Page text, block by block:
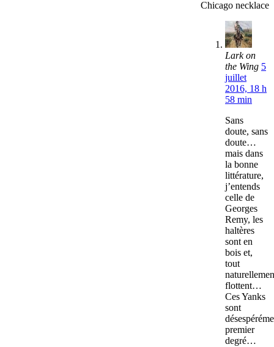
Chicago necklace
Lark on
the Wing 5
juillet
2016, 18 h
58 min
Sans
doute, sans
doute…
mais dans
la bonne
littérature,
j’entends
celle de
Georges
Remy, les
haltères
sont en
bois et,
tout
flottent…
Ces Yanks
sont
premier
degré…